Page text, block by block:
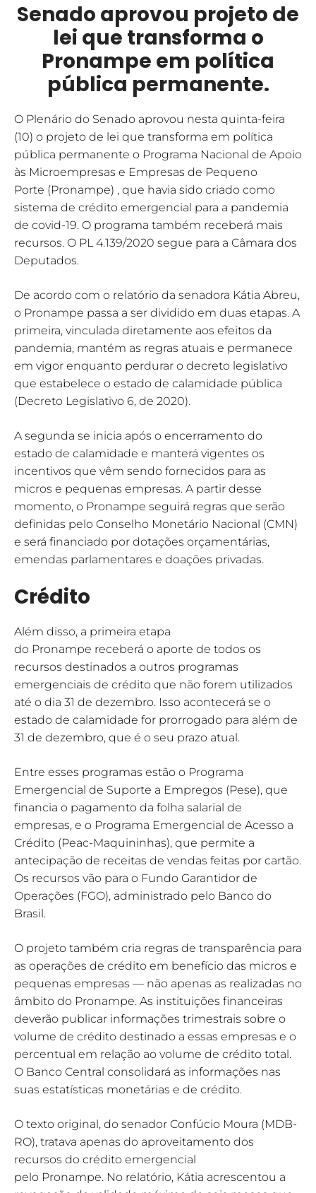
Senado aprovou projeto de
lei que transforma o
Pronampe em política
pública permanente.
O Plenário do Senado aprovou nesta quinta-feira
(10) o projeto de lei que transforma em política
pública permanente o Programa Nacional de Apoio
às Microempresas e Empresas de Pequeno
Porte (Pronampe) , que havia sido criado como
sistema de crédito emergencial para a pandemia
de covid-19. O programa também receberá mais
recursos. O PL 4.139/2020 segue para a Câmara dos
Deputados.
De acordo com o relatório da senadora Kátia Abreu,
o Pronampe passa a ser dividido em duas etapas. A
primeira, vinculada diretamente aos efeitos da
pandemia, mantém as regras atuais e permanece
em vigor enquanto perdurar o decreto legislativo
que estabelece o estado de calamidade pública
(Decreto Legislativo 6, de 2020).
A segunda se inicia após o encerramento do
estado de calamidade e manterá vigentes os
incentivos que vêm sendo fornecidos para as
micros e pequenas empresas. A partir desse
momento, o Pronampe seguirá regras que serão
definidas pelo Conselho Monetário Nacional (CMN)
e será financiado por dotações orçamentárias,
emendas parlamentares e doações privadas.
Crédito
Além disso, a primeira etapa
do Pronampe receberá o aporte de todos os
recursos destinados a outros programas
emergenciais de crédito que não forem utilizados
até o dia 31 de dezembro. Isso acontecerá se o
estado de calamidade for prorrogado para além de
31 de dezembro, que é o seu prazo atual.
Entre esses programas estão o Programa
Emergencial de Suporte a Empregos (Pese), que
financia o pagamento da folha salarial de
empresas, e o Programa Emergencial de Acesso a
Crédito (Peac-Maquininhas), que permite a
antecipação de receitas de vendas feitas por cartão.
Os recursos vão para o Fundo Garantidor de
Operações (FGO), administrado pelo Banco do
Brasil.
O projeto também cria regras de transparência para
as operações de crédito em benefício das micros e
pequenas empresas — não apenas as realizadas no
âmbito do Pronampe. As instituições financeiras
deverão publicar informações trimestrais sobre o
volume de crédito destinado a essas empresas e o
percentual em relação ao volume de crédito total.
O Banco Central consolidará as informações nas
suas estatísticas monetárias e de crédito.
O texto original, do senador Confúcio Moura (MDB-
RO), tratava apenas do aproveitamento dos
recursos do crédito emergencial
pelo Pronampe. No relatório, Kátia acrescentou a